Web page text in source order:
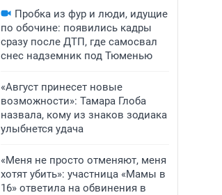
Пробка из фур и люди, идущие
по обочине: появились кадры
сразу после ДТП, где самосвал
снес надземник под Тюменью
«Август принесет новые
возможности»: Тамара Глоба
назвала, кому из знаков зодиака
улыбнется удача
«Меня не просто отменяют, меня
хотят убить»: участница «Мамы в
16» ответила на обвинения в